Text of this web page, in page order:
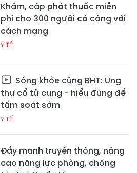
Khám, cấp phát thuốc miễn
phí cho 300 người có công với
cách mạng
Y TẾ
Sống khỏe cùng BHT: Ung
thư cổ tử cung - hiểu đúng để
tầm soát sớm
Y TẾ
Đẩy mạnh truyền thông, nâng
cao năng lực phòng, chống